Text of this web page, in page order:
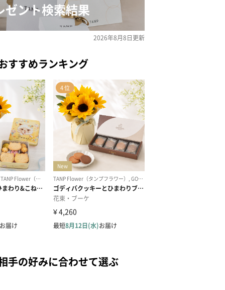
ゼント検索結果
2026年8月8日更新
すすめランキング
手の好みに合わせて選ぶ